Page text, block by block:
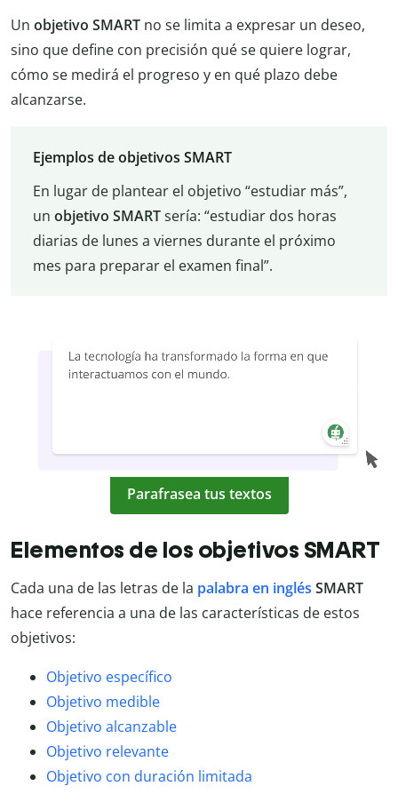
Un objetivo SMART no se limita a expresar un deseo,
sino que define con precisión qué se quiere lograr,
cómo se medirá el progreso y en qué plazo debe
alcanzarse.
Ejemplos de objetivos SMART
En lugar de plantear el objetivo “estudiar más”,
un objetivo SMARTsería: “estudiar dos horas
diarias de lunes a viernes durante el próximo
mes para preparar el examen final”.
Parafrasea tus textos
Elementos de los objetivos SMART
Cada una de las letras de la palabra en inglés SMART
hace referencia a una de las características de estos
objetivos:
Objetivo específico
Objetivo medible
Objetivo alcanzable
Objetivo relevante
Objetivo con duración limitada